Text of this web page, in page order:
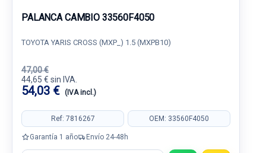
PALANCA CAMBIO 33560F4050
TOYOTA YARIS CROSS (MXP_) 1.5 (MXPB10)
47,00 €
44,65 € sin IVA.
54,03 € (IVA incl.)
Ref: 7816267 OEM: 33560F4050
Garantía 1 año Envío 24-48h